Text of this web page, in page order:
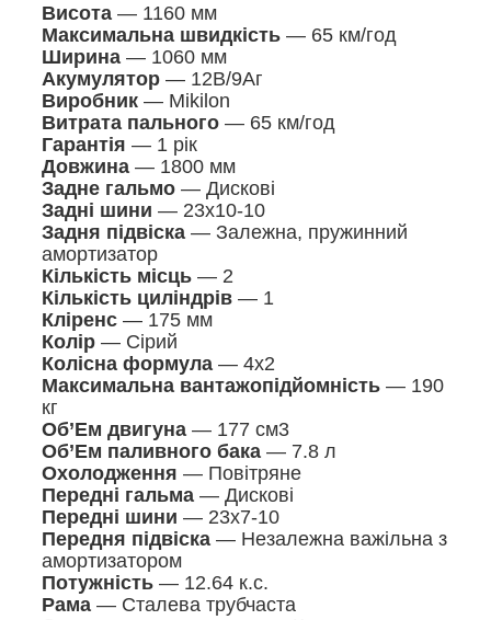
Висота — 1160 мм
Максимальна швидкість — 65 км/год
Ширина — 1060 мм
Акумулятор — 12В/9Аг
Виробник — Mikilon
Витрата пального — 65 км/год
Гарантія — 1 рік
Довжина — 1800 мм
Задне гальмо — Дискові
Задні шини — 23х10-10
Задня підвіска — Залежна, пружинний
амортизатор
Кількість місць — 2
Кількість циліндрів — 1
Кліренс — 175 мм
Колір — Сірий
Колісна формула — 4x2
Максимальна вантажопідйомність — 190
кг
Об’Ем двигуна — 177 см3
Об’Ем паливного бака — 7.8 л
Охолодження — Повітряне
Передні гальма — Дискові
Передні шини — 23х7-10
Передня підвіска — Незалежна важільна з
амортизатором
Потужність — 12.64 к.с.
Рама — Сталева трубчаста